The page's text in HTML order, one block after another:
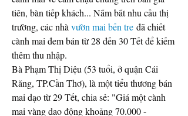
tiên, bàn tiếp khách... Nắm bắt nhu cầu thị
trường, các nhà vườn mai bến tre đã chiết
cành mai đem bán từ 28 đến 30 Tết để kiếm
thêm thu nhập.
Bà Phạm Thị Diệu (53 tuổi, ở quận Cái
Răng, TP.Cần Thơ), là một tiểu thương bán
mai dạo từ 29 Tết, chia sẻ: "Giá một cành
mai vàng dao động khoảng 70.000 -